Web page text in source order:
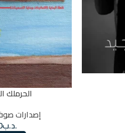
الحرملك
إصدارات
.د.ب